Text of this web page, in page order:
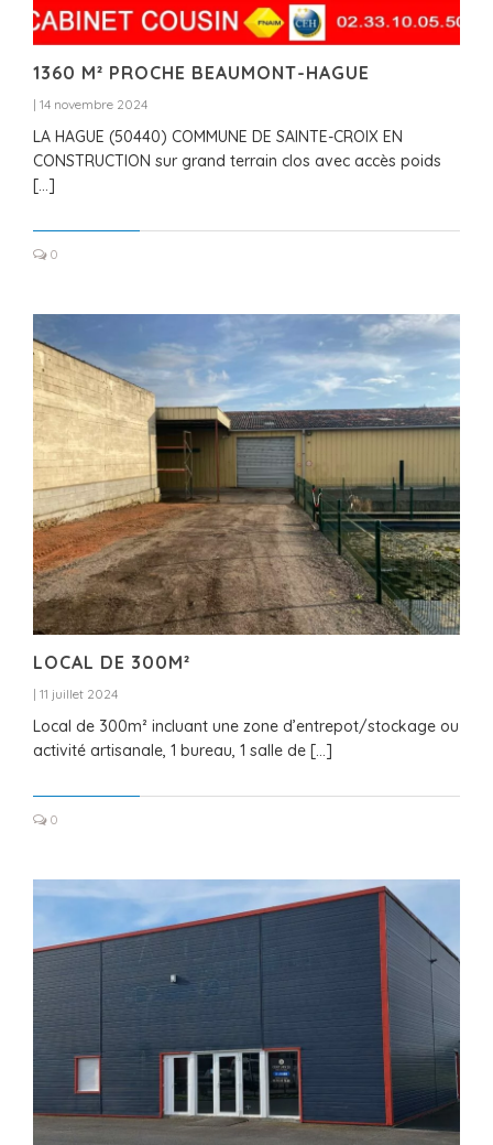
1360 M² PROCHE BEAUMONT-HAGUE
| 14 novembre 2024
LA HAGUE (50440) COMMUNE DE SAINTE-CROIX EN
CONSTRUCTION sur grand terrain clos avec accès poids
[…]
0
LOCAL DE 300M²
| 11 juillet 2024
Local de 300m² incluant une zone d’entrepot/stockage ou
activité artisanale, 1 bureau, 1 salle de […]
0